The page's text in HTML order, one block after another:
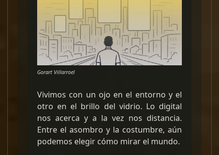
Gorart Villarroel
Vivimos con un ojo en el entorno y el
otro en el brillo del vidrio. Lo digital
nos acerca y a la vez nos distancia.
Entre el asombro y la costumbre, aún
podemos elegir cómo mirar el mundo.